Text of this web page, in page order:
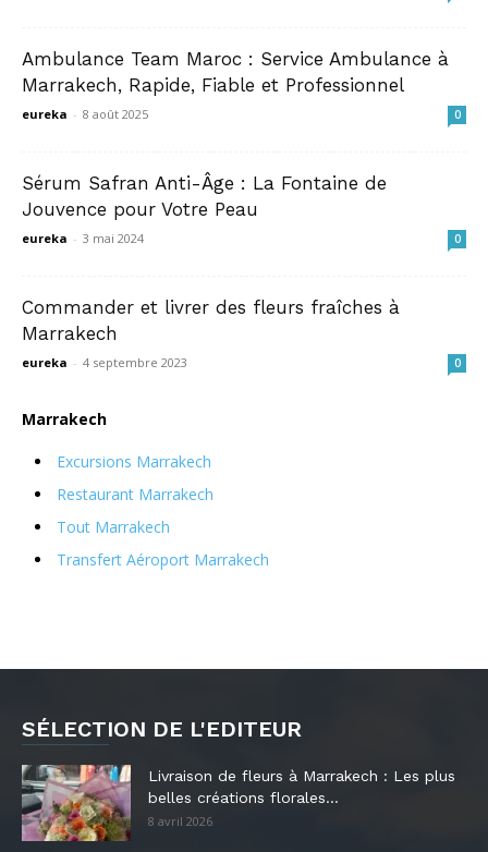
Ambulance Team Maroc : Service Ambulance à
Marrakech, Rapide, Fiable et Professionnel
eureka - 8 août 2025 0
Sérum Safran Anti-Âge : La Fontaine de
Jouvence pour Votre Peau
eureka - 3 mai 2024 0
Commander et livrer des fleurs fraîches à
Marrakech
eureka - 4 septembre 2023 0
Marrakech
Excursions Marrakech
Restaurant Marrakech
Tout Marrakech
Transfert Aéroport Marrakech
SÉLECTION DE L'EDITEUR
Livraison de fleurs à Marrakech : Les plus
belles créations florales...
8 avril 2026